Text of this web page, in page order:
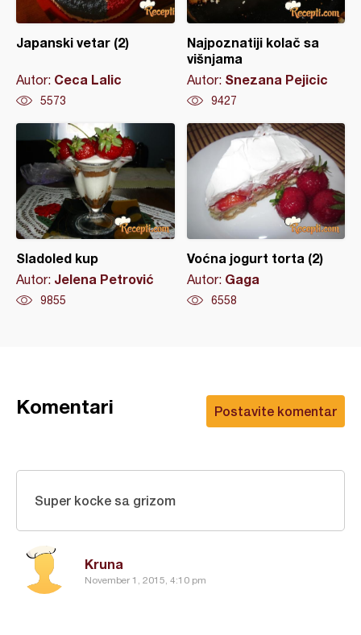
Japanski vetar (2)
Autor: Ceca Lalic
5573
Najpoznatiji kolač sa
višnjama
Autor: Snezana Pejicic
9427
Sladoled kup
Autor: Jelena Petrović
9855
Voćna jogurt torta (2)
Autor: Gaga
6558
Postavite komentar
Komentari
Kruna
November 1, 2015, 4:10 pm
Super kocke sa grizom